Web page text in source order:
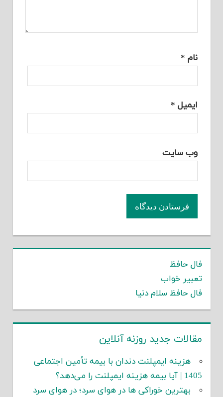
نام *
ایمیل *
وب‌ سایت
فال حافظ
تعبیر خواب
فال حافظ سلام دنیا
مقالات جدید روزنه آنلاین
هزینه ایمپلنت دندان با بیمه تأمین اجتماعی
1405 | آیا بیمه هزینه ایمپلنت را می‌دهد؟
بهترین خوراکی ها در هوای سرد؛ در هوای سرد